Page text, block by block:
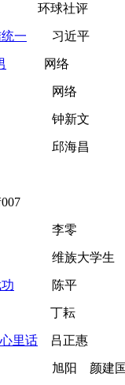
球社评
一 习近平
网络
络
新文
海昌
零
族大学生
陈平
耘
里话 吕正惠
颜建